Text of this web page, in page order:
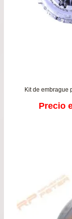
Kit de embrague
Precio